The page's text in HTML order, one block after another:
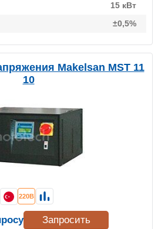
15 кВт
±0,5%
Makelsan MST 11
10
220В
Запросить